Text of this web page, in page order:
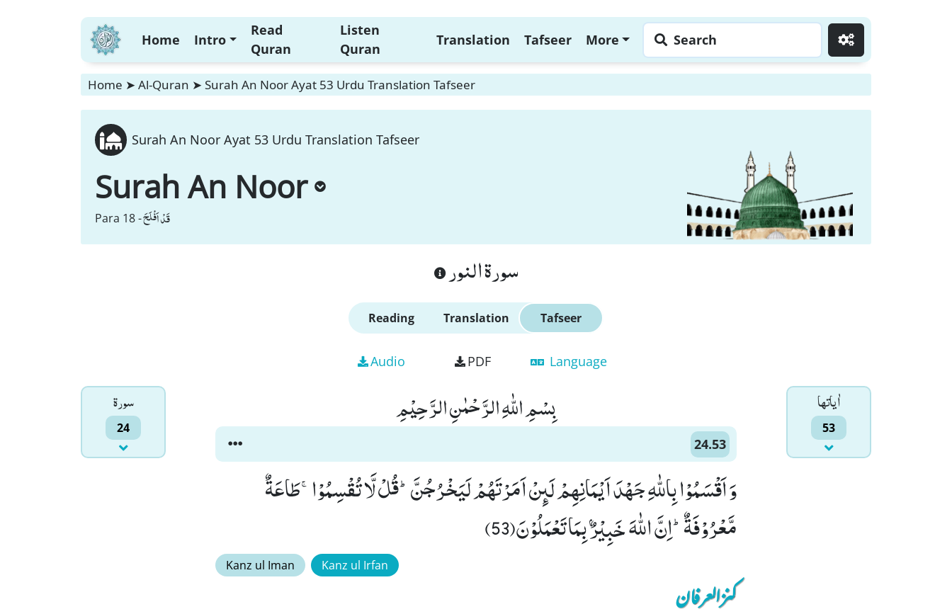
Home Intro
Read
Quran
Listen
Quran
Translation Tafseer More Search
Home ➤ Al-Quran ➤ Surah An Noor Ayat 53 Urdu Translation Tafseer
Surah An Noor Ayat 53 Urdu Translation Tafseer
Surah An Noor
Para 18 -قَدْ اَفْلَحَ
سورة النور
Reading Translation Tafseer
Audio PDF Language
سورۃ
24
اٰياتها
53
بِسْمِ اللّٰهِ الرَّحْمٰنِ الرَّحِیْمِ
24.53
وَ اَقْسَمُوْا بِاللّٰهِ جَهْدَ اَیْمَانِهِمْ لَىٕنْ اَمَرْتَهُمْ لَیَخْرُجُنَّؕ-قُلْ لَّا تُقْسِمُوْاۚ-طَاعَةٌ
مَّعْرُوْفَةٌؕ-اِنَّ اللّٰهَ خَبِیْرٌۢ بِمَا تَعْمَلُوْنَ(53)
Kanz ul Iman Kanz ul Irfan
کنزالعرفان